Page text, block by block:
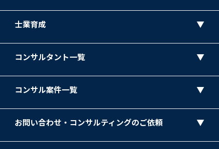
士業育成
コンサルタント一覧
コンサル案件一覧
お問い合わせ・コンサルティングのご依頼